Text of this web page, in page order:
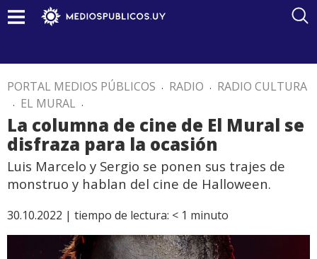
PORTAL MEDIOS PÚBLICOS . RADIO . RADIO CULTURA
. EL MURAL .
La columna de cine de El Mural se
disfraza para la ocasión
Luis Marcelo y Sergio se ponen sus trajes de
monstruo y hablan del cine de Halloween.
30.10.2022 | tiempo de lectura: < 1 minuto